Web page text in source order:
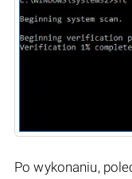
Po wykonaniu,